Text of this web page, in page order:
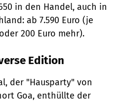
in den Handel, auch in
ab 7.590 Euro (je
200 Euro mehr).
Edition
der "Hausparty" von
Goa, enthüllte der